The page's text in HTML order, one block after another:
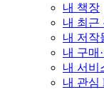
내 책장
내 최근
내 저작
내 구매
내 서비
내 관심